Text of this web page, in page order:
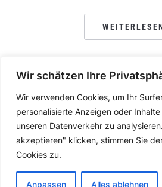
Wir schätzen Ihre
Wir verwenden Cookies, um Ihr
personalisierte Anzeigen oder
unseren Datenverkehr zu
akzeptieren" klicken, stimmen Sie
Cookies zu.
Anpassen Alles ablehnen
DATENSCHUTZERKLÄRUNG